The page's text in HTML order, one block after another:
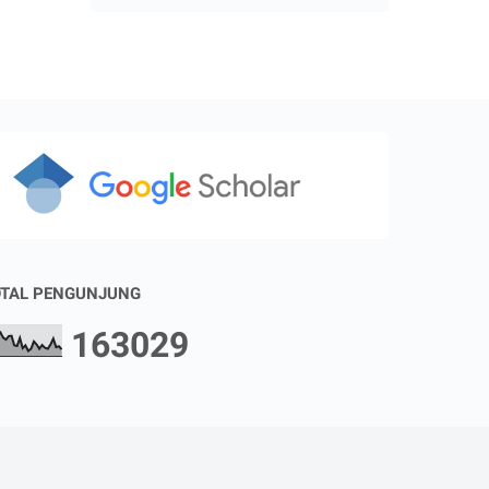
PENGUNJUNG
163029